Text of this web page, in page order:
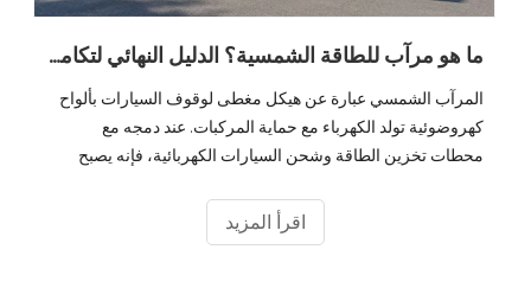
ما هو مرآب للطاقة الشمسية؟ الدليل النهائي لتكامل الشحن الكهروضوئي والتخزين والمركبات الكهربائية
المرآب الشمسي عبارة عن هيكل مغطى لوقوف السيارات بألواح
كهروضوئية تولد الكهرباء مع حماية المركبات. عند دمجه مع
محطات تخزين الطاقة وشحن السيارات الكهربائية، فإنه يصبح
السيارات الخاملة إلى أصول طاقة مدرة للدخل. مع وصول مبيعات
اقرأ المزيد